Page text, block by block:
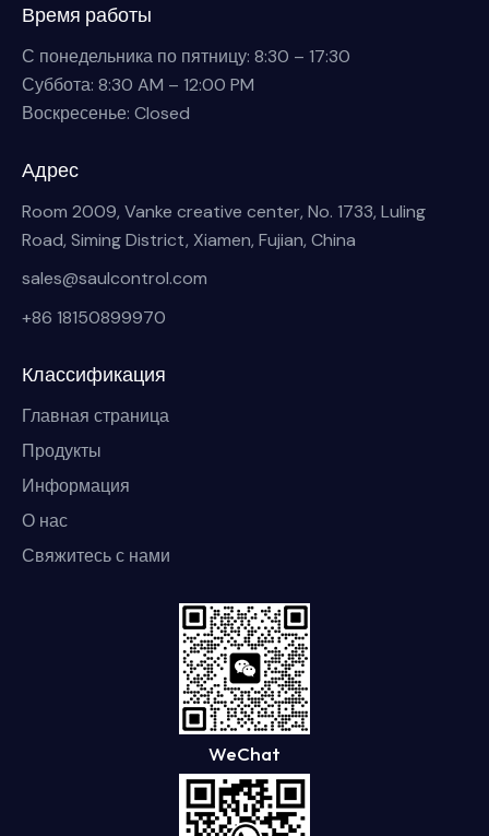
Время работы
С понедельника по пятницу: 8:30 – 17:30
Суббота: 8:30 AM – 12:00 PM
Воскресенье: Closed
Адрес
Room 2009, Vanke creative center, No. 1733, Luling
Road, Siming District, Xiamen, Fujian, China
sales@saulcontrol.com
+86 18150899970
Классификация
Главная страница
Продукты
Информация
О нас
Свяжитесь с нами
WeChat